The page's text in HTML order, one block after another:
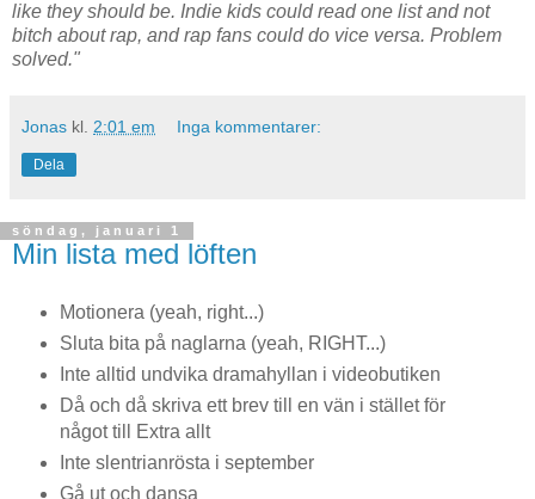
like they should be. Indie kids could read one list and not
bitch about rap, and rap fans could do vice versa. Problem
solved."
Jonas kl. 2:01 em Inga kommentarer:
Dela
söndag, januari 1
Min lista med löften
Motionera (yeah, right...)
Sluta bita på naglarna (yeah, RIGHT...)
Inte alltid undvika dramahyllan i videobutiken
Då och då skriva ett brev till en vän i stället för
något till Extra allt
Inte slentrianrösta i september
Gå ut och dansa